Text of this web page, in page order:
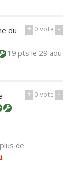
+ 0vote -
du
19 ptsle 29 aoû
+ 0vote -
de